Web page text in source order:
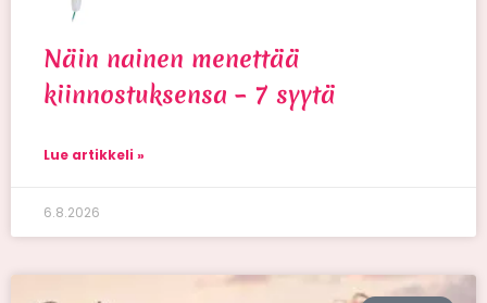
Näin nainen menettää
kiinnostuksensa – 7 syytä
Lue artikkeli »
6.8.2026